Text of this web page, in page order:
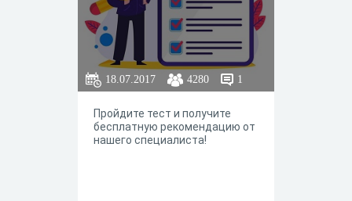
18.07.2017 4280 1
Пройдите тест и получите
бесплатную рекомендацию от
нашего специалиста!